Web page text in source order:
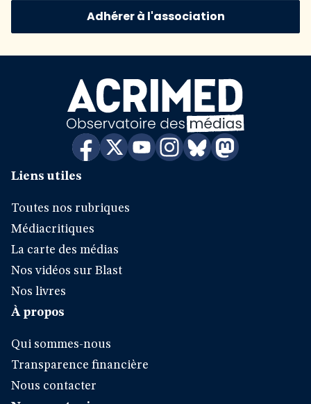
Adhérer à l'association
Liens utiles
Toutes nos rubriques
Médiacritiques
La carte des médias
Nos vidéos sur Blast
Nos livres
À propos
Qui sommes-nous
Transparence financière
Nous contacter